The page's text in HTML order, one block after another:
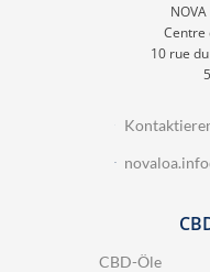
Centre
10 rue
CBD-Öle